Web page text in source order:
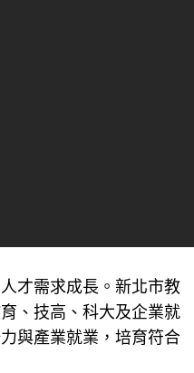
才需求成長。新北市教
、技高、科大及企業就
與產業就業，培育符合